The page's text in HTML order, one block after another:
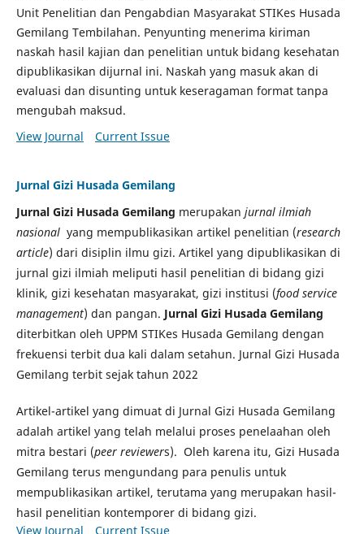
Unit Penelitian dan Pengabdian Masyarakat STIKes Husada
Gemilang Tembilahan. Penyunting menerima kiriman
naskah hasil kajian dan penelitian untuk bidang kesehatan
dipublikasikan dijurnal ini. Naskah yang masuk akan di
evaluasi dan disunting untuk keseragaman format tanpa
mengubah maksud.
View Journal
Current Issue
Jurnal Gizi Husada Gemilang
Jurnal Gizi Husada Gemilang merupakan jurnal ilmiah
nasionalyang mempublikasikan artikel penelitian (research
article) dari disiplin ilmu gizi. Artikel yang dipublikasikan di
jurnal gizi ilmiah meliputi hasil penelitian di bidang gizi
klinik, gizi kesehatan masyarakat, gizi institusi (food service
management) dan pangan. Jurnal Gizi Husada Gemilang
diterbitkan oleh UPPM STIKes Husada Gemilang dengan
frekuensi terbit dua kali dalam setahun. Jurnal Gizi Husada
Gemilang terbit sejak tahun 2022
Artikel-artikel yang dimuat di Jurnal Gizi Husada Gemilang
adalah artikel yang telah melalui proses penelaahan oleh
mitra bestari (peer reviewers). Oleh karena itu, Gizi Husada
Gemilang terus mengundang para penulis untuk
mempublikasikan artikel, terutama yang merupakan hasil-
hasil penelitian kontemporer di bidang gizi.
View Journal
Current Issue